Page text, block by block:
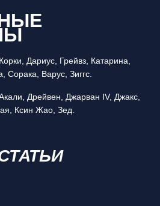
Дариус, Грейвз, Катарина,
Варус, Зиггс.
Дрейвен, Джарван IV, Джакс,
Ксин Жао, Зед.